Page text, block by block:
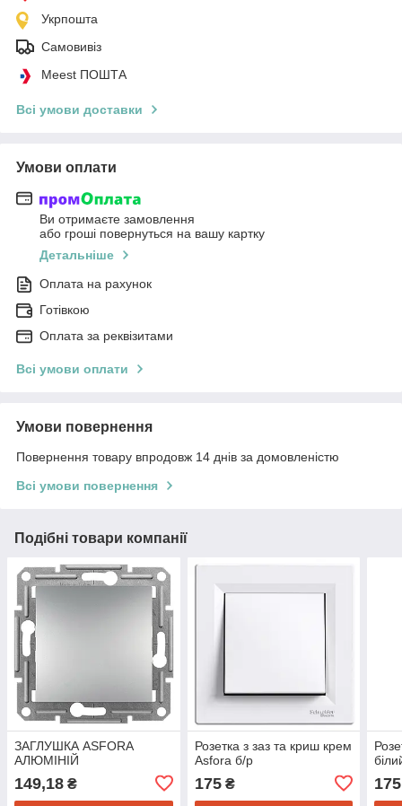
Укрпошта
Самовивіз
Meest ПОШТА
Всі умови доставки
Умови оплати
Ви отримаєте замовлення
або гроші повернуться на вашу картку
Детальніше
Оплата на рахунок
Готівкою
Оплата за реквізитами
Всі умови оплати
Умови повернення
Повернення товару впродовж 14 днів за домовленістю
Всі умови повернення
Подібні товари компанії
ЗАГЛУШКА ASFORA
АЛЮМІНІЙ
149,18 ₴
Розетка з заз та криш крем
Asfora б/р
175₴ 175